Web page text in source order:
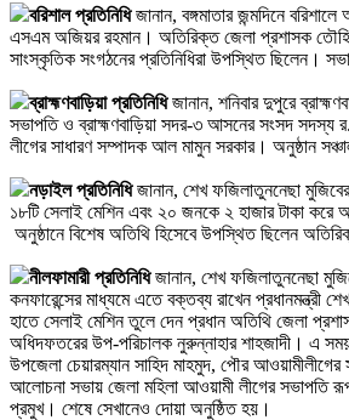
বরিশাল প্রতিনিধিজানান, বঙ্গমাতার জন্মদিনে
এসএম অজিয়র রহমান। অতিরিক্ত জেলা প্রশাসক
সাংস্কৃতিক সংগঠনের প্রতিনিধিরা উপস্থিত ছিলেন।
ব্রাহ্মণবাড়িয়া প্রতিনিধিজানান, শনিবার দুপুরে
সভাপতি ও ব্রাহ্মণবাড়িয়া সদর-৩ আসনের সংসদ সদস্য
লীগের সাধারণ সম্পাদক আল মামুন সরকার। অনুষ্ঠান
নড়াইল প্রতিনিধিজানান, শেখ ফজিলাতুননেছা
১৮টি সেলাই মেশিন এবং ২০ জনকে ২ হাজার টাকা
অনুষ্ঠানে বিশেষ অতিথি হিসেবে উপস্থিত ছিলেন
নীলফামারী প্রতিনিধিজানান, শেখ ফজিলাতুননেছা
কনফারেন্সের মাধ্যমে এতে বক্তব্য রাখেন প্রধানমন্ত্রী
হাতে সেলাই মেশিন তুলে দেন প্রধান অতিথি জেলা
অধিদফতরের উপ-পরিচালক নুরুন্নাহার শাহজাদী। এ
উপজেলা চেয়ারম্যান সাহিদ মাহমুদ, পৌর
আলোচনা সভায় জেলা মহিলা আওয়ামী লীগের সভাপতি
প্রমুখ। শেষে সেখানেও দোয়া অনুষ্ঠিত হয়।